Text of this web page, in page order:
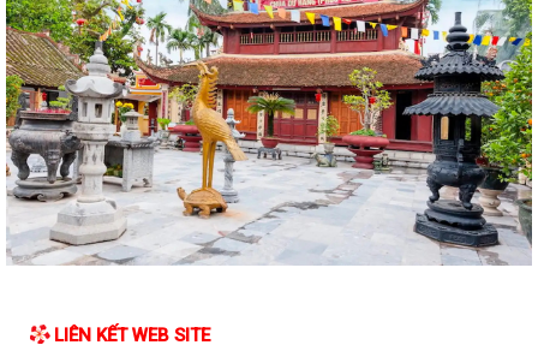
Cảnh báo thủ đoạn giả danh cơ quan hành chính công để lừa đảo
Tổ dân phố Thái Sơn gặp mặt, trao quà tri ân người có công nhân dịp
kỷ niệm 79 năm ngày Thương binh...
Chương trình làm việc tuần 30 của Lãnh đạo UBND phường Phạm Sư
Mạnh
Chương trình làm việc của Thường trực Đảng ủy tuần thứ 30 (từ ngày
20/7 đến 26/7/2026)
hài cốt liệt sĩ đối với 62 mộ chưa...
LIÊN KẾT WEB SITE